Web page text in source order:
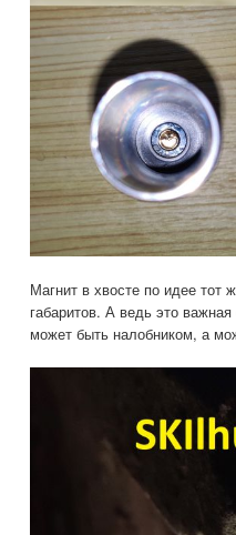
Магнит в хвосте по идее
габаритов. А ведь это
может быть налобником, а